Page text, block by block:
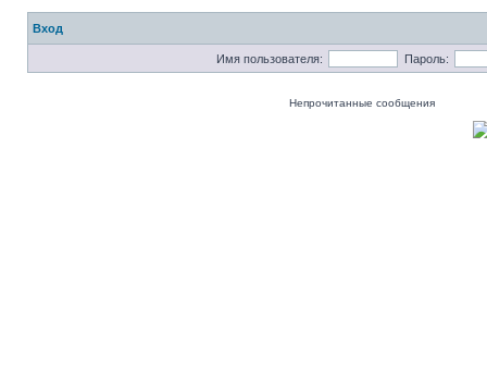
Вход
Имя пользователя: Пароль:
Непрочитанные сообщения